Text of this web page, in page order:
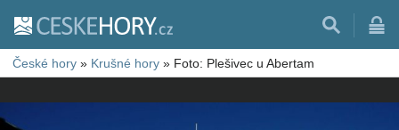
České hory » Krušné hory » Foto: Plešivec u Abertam